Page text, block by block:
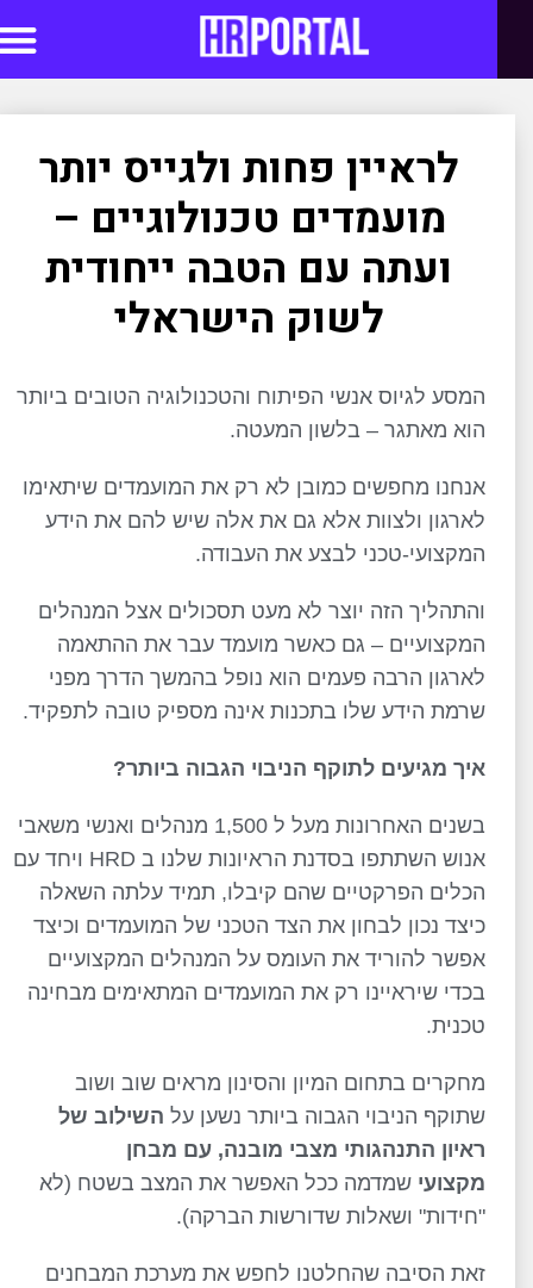
לראיין פחות ולגייס יותר
מועמדים טכנולוגיים –
ועתה עם הטבה ייחודית
לשוק הישראלי
המסע לגיוס אנשי הפיתוח והטכנולוגיה הטובים ביותר
הוא מאתגר – בלשון המעטה.
אנחנו מחפשים כמובן לא רק את המועמדים שיתאימו
לארגון ולצוות אלא גם את אלה שיש להם את הידע
המקצועי-טכני לבצע את העבודה.
והתהליך הזה יוצר לא מעט תסכולים אצל המנהלים
המקצועיים – גם כאשר מועמד עבר את ההתאמה
לארגון הרבה פעמים הוא נופל בהמשך הדרך מפני
שרמת הידע שלו בתכנות אינה מספיק טובה לתפקיד.
איך מגיעים לתוקף הניבוי הגבוה ביותר?
בשנים האחרונות מעל ל 1,500 מנהלים ואנשי משאבי
אנוש השתתפו בסדנת הראיונות שלנו ב HRD ויחד עם
הכלים הפרקטיים שהם קיבלו, תמיד עלתה השאלה
כיצד נכון לבחון את הצד הטכני של המועמדים וכיצד
אפשר להוריד את העומס על המנהלים המקצועיים
בכדי שיראיינו רק את המועמדים המתאימים מבחינה
טכנית.
מחקרים בתחום המיון והסינון מראים שוב ושוב
שתוקף הניבוי הגבוה ביותר נשען עלהשילוב של
ראיון התנהגותי מצבי מובנה, עם מבחן
מקצועישמדמה ככל האפשר את המצב בשטח (לא
"חידות" ושאלות שדורשות הברקה).
זאת הסיבה שהחלטנו לחפש את מערכת המבחנים